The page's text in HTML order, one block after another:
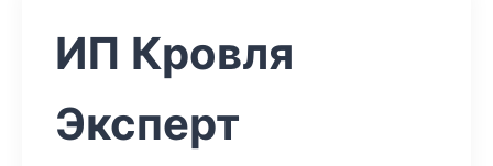
ИП Кровля
Эксперт